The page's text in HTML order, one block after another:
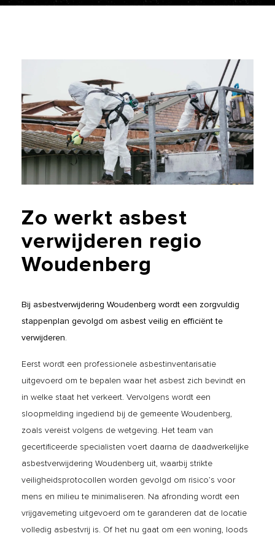
Zo werkt asbest
verwijderen regio
Woudenberg
Bij asbestverwijdering Woudenberg wordt een zorgvuldig
stappenplan gevolgd om asbest veilig en efficiënt te
verwijderen.
Eerst wordt een professionele asbestinventarisatie
uitgevoerd om te bepalen waar het asbest zich bevindt en
in welke staat het verkeert. Vervolgens wordt een
sloopmelding ingediend bij de gemeente Woudenberg,
zoals vereist volgens de wetgeving. Het team van
gecertificeerde specialisten voert daarna de daadwerkelijke
asbestverwijdering Woudenberg uit, waarbij strikte
veiligheidsprotocollen worden gevolgd om risico’s voor
mens en milieu te minimaliseren. Na afronding wordt een
vrijgavemeting uitgevoerd om te garanderen dat de locatie
volledig asbestvrij is. Of het nu gaat om een woning, loods